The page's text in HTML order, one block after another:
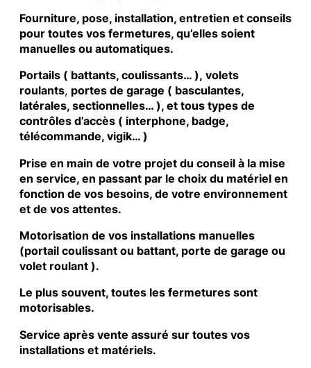
Fourniture, pose, installation, entretien et conseils
pour toutes vos fermetures, qu’elles soient
manuelles ou automatiques.
Portails ( battants, coulissants… ), volets
roulants, portes de garage ( basculantes,
latérales, sectionnelles… ), et tous types de
contrôles d’accès ( interphone, badge,
télécommande, vigik… )
Prise en main de votre projet du conseil à la mise
en service, en passant par le choix du matériel en
fonction de vos besoins, de votre environnement
et de vos attentes.
Motorisation de vos installations manuelles
(portail coulissant ou battant, porte de garage ou
volet roulant ).
Le plus souvent, toutes les fermetures sont
motorisables.
Service après vente assuré sur toutes vos
installations et matériels.